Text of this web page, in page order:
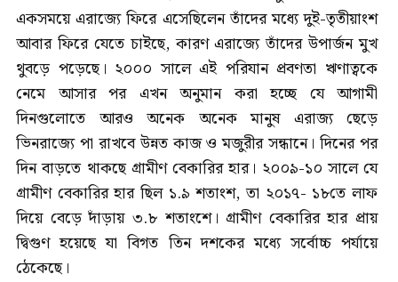
একসময়ে এরাজ্যে ফিরে এসেছিলেন তাঁদের মধ্যে দুই-তৃতীয়াংশ
আবার ফিরে যেতে চাইছে, কারণ এরাজ্যে তাঁদের উপার্জন মুখ
থুবড়ে পড়েছে। ২০০০ সালে এই পরিযান প্রবণতা ঋণাত্বকে
নেমে আসার পর এখন অনুমান করা হচ্ছে যে আগামী
দিনগুলোতে আরও অনেক অনেক মানুষ এরাজ্য ছেড়ে
ভিনরাজ্যে পা রাখবে উন্নত কাজ ও মজুরীর সন্ধানে। দিনের পর
দিন বাড়তে থাকছে গ্রামীণ বেকারির হার। ২০০৯-১০ সালে যে
গ্রামীণ বেকারির হার ছিল ১.৯ শতাংশ, তা ২০১৭- ১৮তে লাফ
দিয়ে বেড়ে দাঁড়ায় ৩.৮ শতাংশে। গ্রামীণ বেকারির হার প্রায়
দ্বিগুণ হয়েছে যা বিগত তিন দশকের মধ্যে সর্বোচ্চ পর্যায়ে
ঠেকেছে।